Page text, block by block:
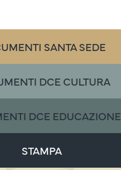
SANTA SEDE
DCE CULTURA
DCE EDUCAZIONE
STAMPA